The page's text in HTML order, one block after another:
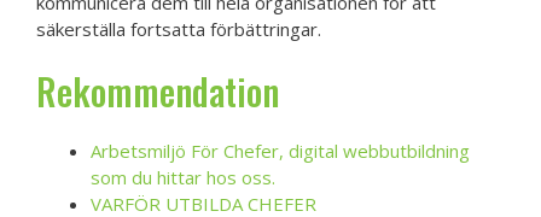
säkerställa fortsatta förbättringar.
Rekommendation
Arbetsmiljö För Chefer, digital webbutbildning
som du hittar hos oss.
VARFÖR UTBILDA CHEFER